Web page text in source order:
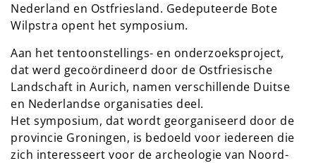
Nederland en Ostfriesland. Gedeputeerde Bote
Wilpstra opent het symposium.
Aan het tentoonstellings- en onderzoeksproject,
dat werd gecoördineerd door de Ostfriesische
Landschaft in Aurich, namen verschillende Duitse
en Nederlandse organisaties deel.
Het symposium, dat wordt georganiseerd door de
provincie Groningen, is bedoeld voor iedereen die
zich interesseert voor de archeologie van Noord-